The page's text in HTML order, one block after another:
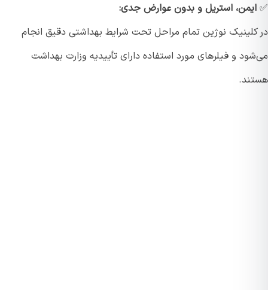
استریل و بدون عوارض جدی:
نوژین تمام مراحل تحت شرایط بهداشتی دقیق انجام
و فیلرهای مورد استفاده دارای تأییدیه وزارت بهداشت